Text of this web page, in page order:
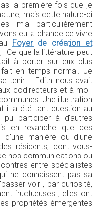
la première fois que je
mais cette nature-ci
m'a particulièrement
eu la chance de vivre
Foyer de création et
"Ce que la littérature peut
à porter sur eux plus
en temps normal. Je
tenir – Edith nous avait
codirecteurs et à moi-
Une illustration
il a été tant question au
participer à d'autres
en revanche que des
d'une manière ou d'une
résidents, dont vous-
nos communications ou
entre spécialistes
ne connaissent pas sa
voir", par curiosité,
fructueuses ; elles ont
propriétés émergentes